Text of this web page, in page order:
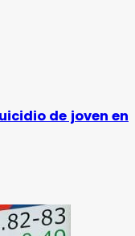
de joven en